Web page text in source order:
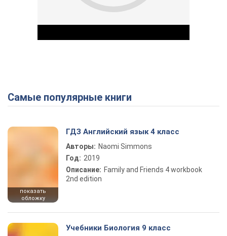
Play Video
Самые популярные книги
показать
обложку
ГДЗ Английский язык 4 класс
Авторы: Naomi Simmons
Год: 2019
Описание: Family and Friends 4 workbook
2nd edition
Учебники Биология 9 класс